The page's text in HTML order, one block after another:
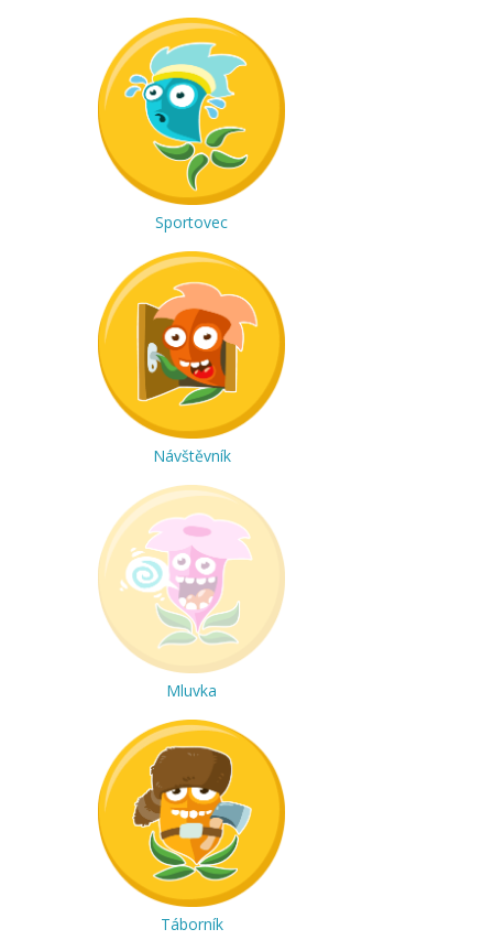
Sportovec
Návštěvník
Mluvka
Táborník